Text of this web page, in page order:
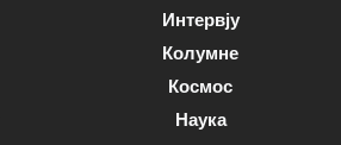
Интервју
Колумне
Космос
Наука